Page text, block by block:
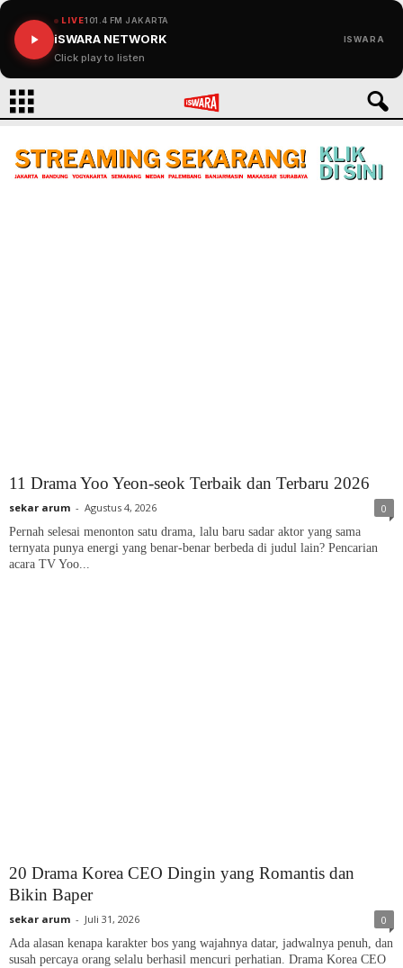
LIVE101.4 FM JAKARTA
iSWARA NETWORK
Click play to listen
ISWARA
11 Drama Yoo Yeon-seok Terbaik dan Terbaru 2026
sekar arum - Agustus 4, 2026
0
Pernah selesai menonton satu drama, lalu baru sadar aktor yang sama
ternyata punya energi yang benar-benar berbeda di judul lain? Pencarian
acara TV Yoo...
20 Drama Korea CEO Dingin yang Romantis dan
Bikin Baper
sekar arum - Juli 31, 2026
0
Ada alasan kenapa karakter bos yang wajahnya datar, jadwalnya penuh, dan
susah percaya orang selalu berhasil mencuri perhatian. Drama Korea CEO